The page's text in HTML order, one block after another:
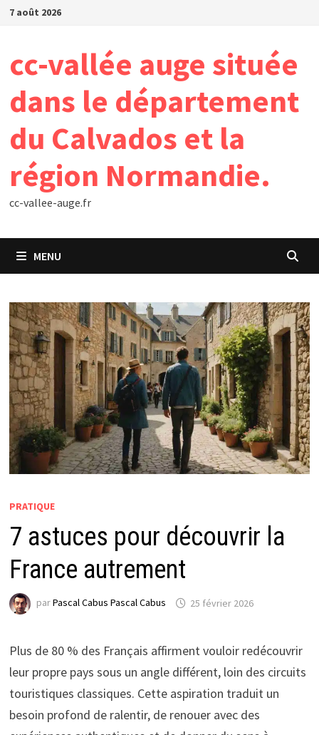
Passer
7 août 2026
cc-vallée auge située
dans le département
du Calvados et la
région Normandie.
cc-vallee-auge.fr
MENU
PRATIQUE
7 astuces pour découvrir la
France autrement
parPascal Cabus Pascal Cabus 25 février 2026
Plus de 80 % des Français affirment vouloir redécouvrir
leur propre pays sous un angle différent, loin des circuits
touristiques classiques. Cette aspiration traduit un
besoin profond de ralentir, de renouer avec des